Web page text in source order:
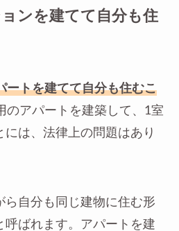
ンを建てて自分も住
ートを建てて自分も住むこ
のアパートを建築して、1室
には、法律上の問題はあり
ら自分も同じ建物に住む形
呼ばれます。アパートを建